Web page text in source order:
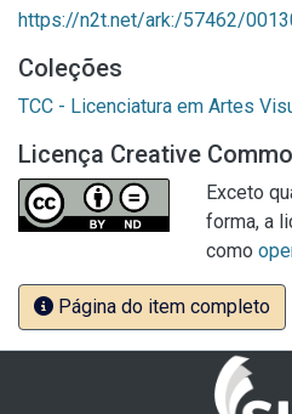
https://n2t.net/ark:/57462/
Coleções
TCC - Licenciatura em Artes
Licença Creative
Exceto
forma, a
como
Página do item completo